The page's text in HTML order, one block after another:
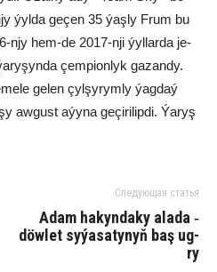
ýyl­da ge­çen 35 ýaş­ly Frum bu
njy hem-de 2017-nji ýyl­lar­da je­
çem­pi­on­lyk ga­zan­dy.
ge­len çyl­şy­rym­ly ýag­daý
aw­gust aýy­na ge­çi­ri­lip­di. Ýa­ryş
Следующая статья
Adam ha­kyn­da­ky ala­da ‑
döw­let sy­ýa­sa­ty­nyň baş ug­
ry